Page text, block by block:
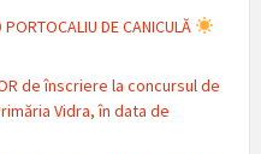
DE CANICULĂ
de înscriere la concursul de
Vidra, în data de